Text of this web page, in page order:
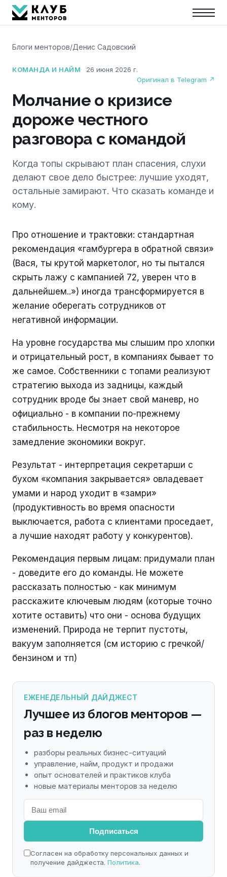
Блоги менторов/Денис Садовский
КОМАНДА И НАЙМ
26 июня 2026 г.
Оригинал в Telegram ↗
Молчание о кризисе
дороже честного
разговора с командой
Когда топы скрывают план спасения, слухи
делают свое дело быстрее: лучшие уходят,
остальные замирают. Что сказать команде и
кому.
Про отношение и трактовки: стандартная
рекомендация «гамбургера в обратной связи»
(Вася, ты крутой маркетолог, но ты пытался
скрыть лажу с кампанией 72, уверен что в
дальнейшем..») иногда трансформируется в
желание оберегать сотрудников от
негативной информации.
На уровне государства мы слышим про хлопки
и отрицательный рост, в компаниях бывает то
же самое. Собственники с топами реализуют
стратегию выхода из задницы, каждый
сотрудник вроде бы знает свой маневр, но
официально - в компании по-прежнему
стабильность. Несмотря на некоторое
замедление экономики вокруг.
Результат - интерпретация секретарши с
бухом «компания закрывается» овладевает
умами и народ уходит в «замри»
(продуктивность во время опасности
выключается, работа с клиентами проседает,
а лучшие находят работу у конкурентов).
Рекомендация первым лицам: придумали план
- доведите его до команды. Не можете
рассказать полностью - как минимум
расскажите ключевым людям (которые точно
хотите оставить) что они - основа будущих
изменений. Природа не терпит пустоты,
вакуум заполняется (см историю с гречкой/
бензином и тп)
ЕЖЕНЕДЕЛЬНЫЙ ДАЙДЖЕСТ
Лучшее из блогов менторов —
раз в неделю
разборы реальных бизнес-ситуаций
управление, найм, продукт и продажи
опыт основателей и практиков клуба
новые материалы менторов за неделю
Подписаться
Согласен на обработку персональных данных и
получение дайджеста. Политика.